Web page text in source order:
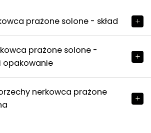
prażone solone - skład
prażone solone -
nerkowca prażone